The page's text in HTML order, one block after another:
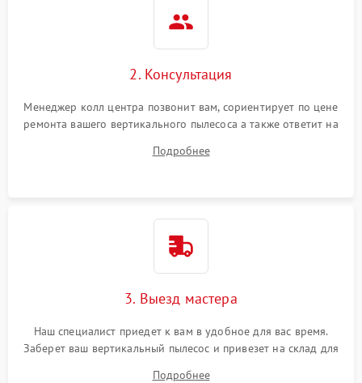
2. Консультация
Менеджер колл центра позвонит вам, сориентирует по цене
ремонта вашего вертикального пылесоса а также ответит на
Подробнее
3. Выезд мастера
Наш специалист приедет к вам в удобное для вас время.
Заберет ваш вертикальный пылесос и привезет на склад для
Подробнее